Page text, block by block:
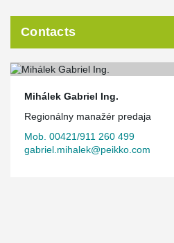
Contacts
Mihálek Gabriel Ing.
Regionálny manažér predaja
Mob. 00421/911 260 499
gabriel.mihalek@peikko.com